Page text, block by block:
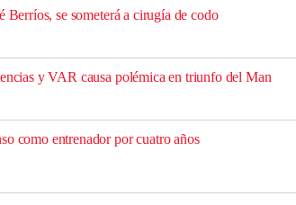
Berríos, se someterá a cirugía de codo
y VAR causa polémica en triunfo del Man
como entrenador por cuatro años